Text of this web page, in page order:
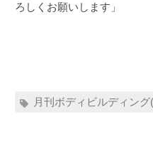
ろしくお願いします」
月刊ボディビルディング